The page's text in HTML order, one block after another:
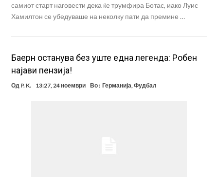
самиот старт наговести дека ќе трумфира Ботас, иако Луис
Хамилтон се убедуваше на неколку пати да премине …
Баерн останува без уште една легенда: Робен
најави пензија!
Од P. K. 13:27, 24 ноември Во : Германија Фудбал